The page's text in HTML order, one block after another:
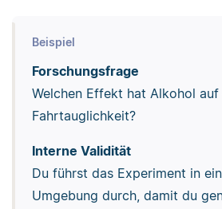
Beispiel
Forschungsfrage
Welchen Effekt hat Alkohol auf
Fahrtauglichkeit?
Interne Validität
Du führst das Experiment in
Umgebung durch, damit du